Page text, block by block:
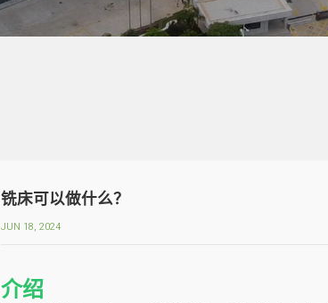
铣床可以做什么？
JUN 18, 2024
介绍